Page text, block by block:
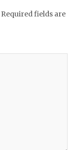
Required fields are